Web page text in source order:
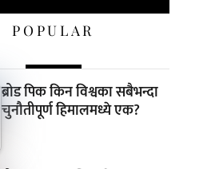
POPULAR
ब्रोड पिक किन विश्वका सबैभन्दा
चुनौतीपूर्ण हिमालमध्ये एक?